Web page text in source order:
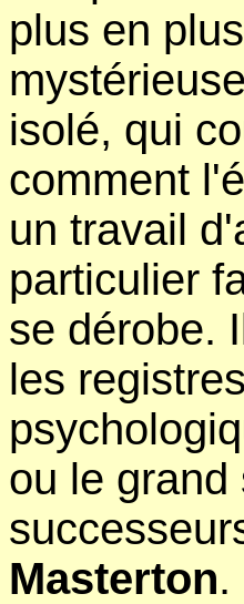
plus en
isolé, qui
comment
un travail
particulier
se dérobe.
les
ou le grand
Masterton.